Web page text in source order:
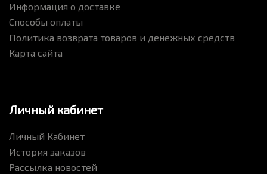
Информация о доставке
Способы оплаты
Политика возврата товаров и денежных средств
Карта сайта
Личный кабинет
Личный Кабинет
История заказов
Рассылка новостей